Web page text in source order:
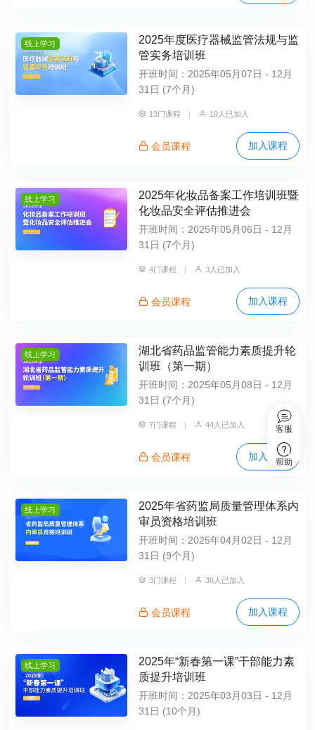
客服
帮助
线上学习
2025年度医疗器械监管法规与监
管实务培训班
开班时间：2025年05月07日 - 12月
31日 (7个月)
13门课程 | 10人已加入
会员课程 加入课程
线上学习
2025年化妆品备案工作培训班暨
化妆品安全评估推进会
开班时间：2025年05月06日 - 12月
31日 (7个月)
4门课程 | 3人已加入
会员课程 加入课程
线上学习
湖北省药品监管能力素质提升轮
训班（第一期）
开班时间：2025年05月08日 - 12月
31日 (7个月)
7门课程 | 44人已加入
会员课程 加入课程
线上学习
2025年省药监局质量管理体系内
审员资格培训班
开班时间：2025年04月02日 - 12月
31日 (9个月)
3门课程 | 36人已加入
会员课程 加入课程
线上学习
2025年“新春第一课”干部能力素
质提升培训班
开班时间：2025年03月03日 - 12月
31日 (10个月)